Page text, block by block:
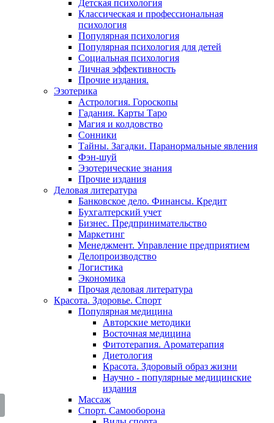
Детская психология
Классическая и профессиональная
психология
Популярная психология
Популярная психология для детей
Социальная психология
Личная эффективность
Прочие издания.
Эзотерика
Астрология. Гороскопы
Гадания. Карты Таро
Магия и колдовство
Сонники
Тайны. Загадки. Паранормальные явления
Фэн-шуй
Эзотерические знания
Прочие издания
Деловая литература
Банковское дело. Финансы. Кредит
Бухгалтерский учет
Бизнес. Предпринимательство
Маркетинг
Менеджмент. Управление предприятием
Делопроизводство
Логистика
Экономика
Прочая деловая литература
Красота. Здоровье. Спорт
Популярная медицина
Авторские методики
Восточная медицина
Фитотерапия. Ароматерапия
Диетология
Красота. Здоровый образ жизни
Научно - популярные медицинские
издания
Массаж
Спорт. Самооборона